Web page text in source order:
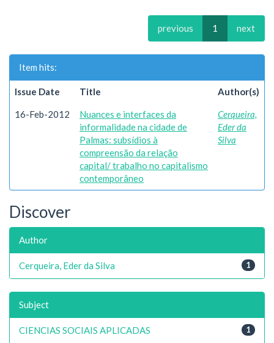
previous 1 next
Item hits:
Issue Date Title Author(s)
16-Feb-2012
Nuances e interfaces da
informalidade na cidade de
Palmas: subsídios à
compreensão da relação
capital/ trabalho no capitalismo
contemporâneo
Cerqueira,
Eder da
Silva
Discover
Author
1
Cerqueira, Eder da Silva
Subject
1
CIENCIAS SOCIAIS APLICADAS